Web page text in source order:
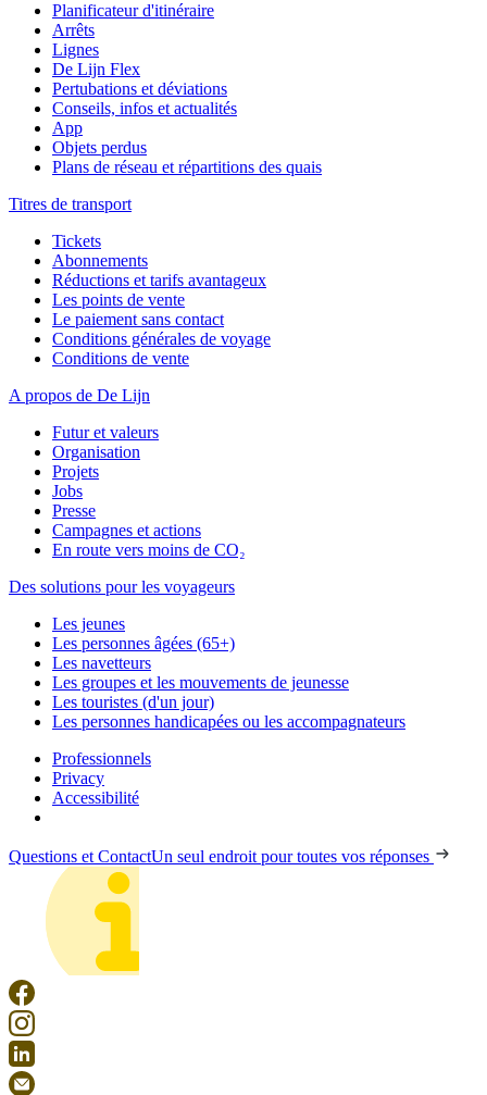
Planificateur d'itinéraire
Arrêts
Lignes
De Lijn Flex
Pertubations et déviations
Conseils, infos et actualités
App
Objets perdus
Plans de réseau et répartitions des quais
Titres de transport
Tickets
Abonnements
Réductions et tarifs avantageux
Les points de vente
Le paiement sans contact
Conditions générales de voyage
Conditions de vente
A propos de De Lijn
Futur et valeurs
Organisation
Projets
Jobs
Presse
Campagnes et actions
En route vers moins de CO₂
Des solutions pour les voyageurs
Les jeunes
Les personnes âgées (65+)
Les navetteurs
Les groupes et les mouvements de jeunesse
Les touristes (d'un jour)
Les personnes handicapées ou les accompagnateurs
Professionnels
Privacy
Accessibilité
Questions et ContactUn seul endroit pour toutes vos réponses